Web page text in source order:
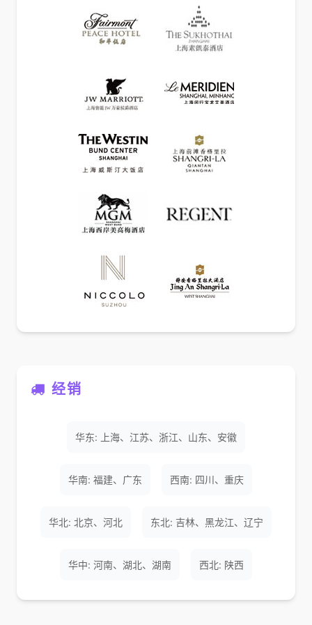
经销
华东: 上海、江苏、浙江、山东、安徽
华南: 福建、广东 西南: 四川、重庆
华北: 北京、河北 东北: 吉林、黑龙江、辽宁
华中: 河南、湖北、湖南 西北: 陕西